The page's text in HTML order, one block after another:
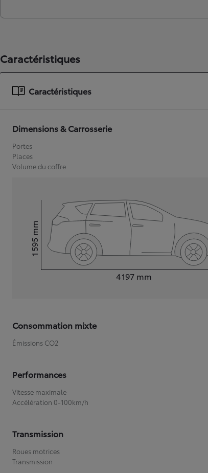
Caractéristiques
Caractéristiques
Dimensions & Carrosserie
Portes
Places
Volume du coffre
4 197 mm
Hauteur1 595
mm
Consommation mixte
Émissions CO2
Performances
Vitesse maximale
Accélération 0-100km/h
Transmission
Roues motrices
Transmission